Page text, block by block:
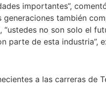
importantes”,
también
no son solo el
parte de esta industria”,
a las carreras de